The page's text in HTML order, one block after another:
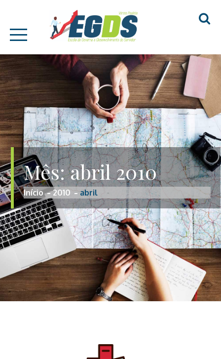
content
Mês:abril 2010
Início 2010 abril